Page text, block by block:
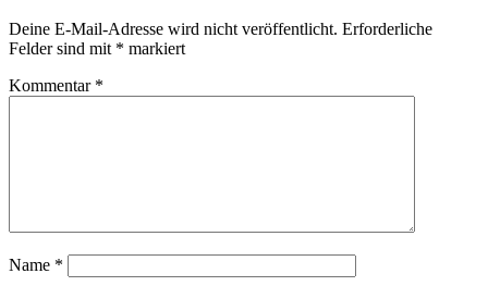
Deine E-Mail-Adresse wird nicht veröffentlicht. Erforderliche
Felder sind mit * markiert
Kommentar *
Name *